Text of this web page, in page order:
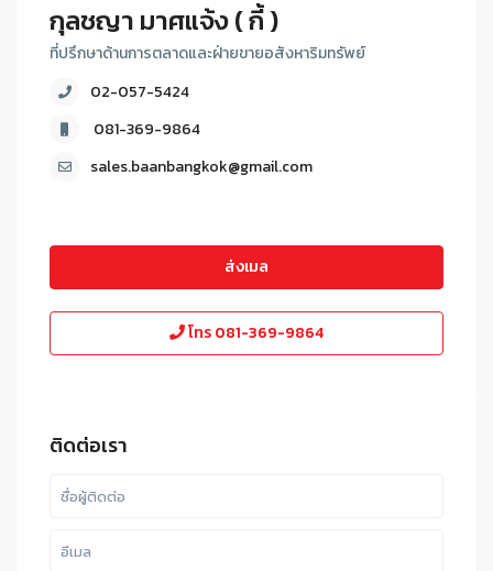
กุลชญา มาศแจ้ง ( กี้ )
ที่ปรึกษาด้านการตลาดและฝ่ายขายอสังหาริมทรัพย์
02-057-5424
081-369-9864
sales.baanbangkok@gmail.com
ส่งเมล
โทร081-369-9864
ติดต่อเรา